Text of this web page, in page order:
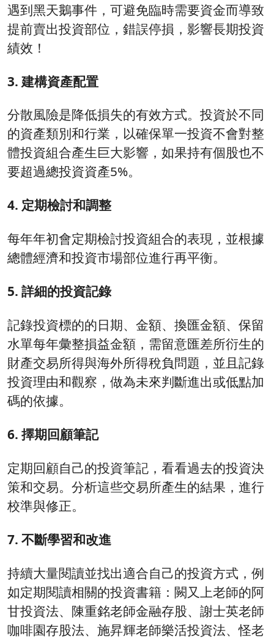
遇到黑天鵝事件，可避免臨時需要資金而導致
提前賣出投資部位，錯誤停損，影響長期投資
績效！
3. 建構資產配置
分散風險是降低損失的有效方式。投資於不同
的資產類別和行業，以確保單一投資不會對整
體投資組合產生巨大影響，如果持有個股也不
要超過總投資資產5%。
4. 定期檢討和調整
每年年初會定期檢討投資組合的表現，並根據
總體經濟和投資市場部位進行再平衡。
5. 詳細的投資記錄
記錄投資標的的日期、金額、換匯金額、保留
水單每年彙整損益金額，需留意匯差所衍生的
財產交易所得與海外所得稅負問題，並且記錄
投資理由和觀察，做為未來判斷進出或低點加
碼的依據。
6. 擇期回顧筆記
定期回顧自己的投資筆記，看看過去的投資決
策和交易。分析這些交易所產生的結果，進行
校準與修正。
7. 不斷學習和改進
持續大量閱讀並找出適合自己的投資方式，例
如定期閱讀相關的投資書籍：闕又上老師的阿
甘投資法、陳重銘老師金融存股、謝士英老師
咖啡園存股法、施昇輝老師樂活投資法、怪老